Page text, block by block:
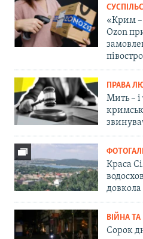
«Крим –
Ozon
ПРАВА
Мить –
Краса
довкола
ВІЙНА
Сорок